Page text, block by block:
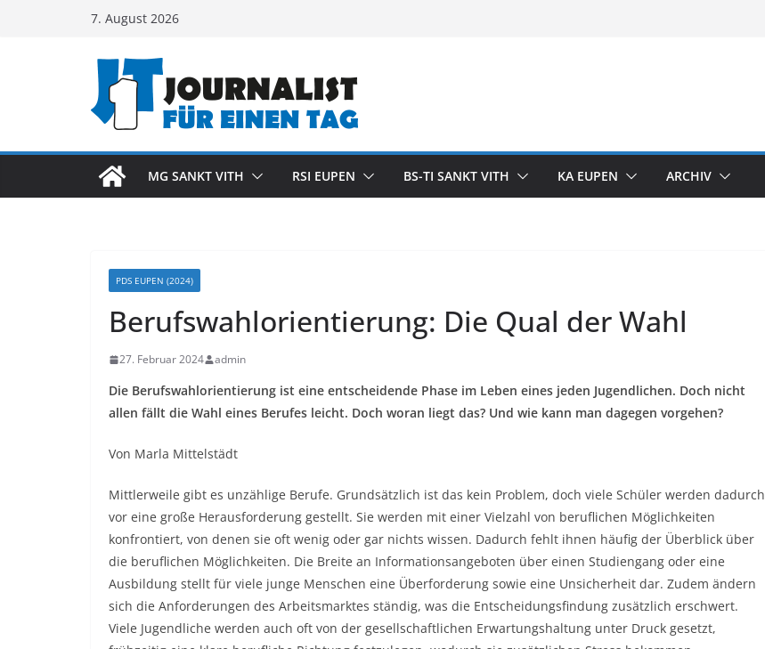
7. August 2026
MG SANKT VITH RSI EUPEN BS-TI SANKT VITH KA EUPEN ARCHIV
PDS EUPEN (2024)
Berufswahlorientierung: Die Qual der Wahl
27. Februar 2024 admin
Die Berufswahlorientierung ist eine entscheidende Phase im Leben eines jeden Jugendlichen. Doch nicht
allen fällt die Wahl eines Berufes leicht. Doch woran liegt das? Und wie kann man dagegen vorgehen?
Von Marla Mittelstädt
Mittlerweile gibt es unzählige Berufe. Grundsätzlich ist das kein Problem, doch viele Schüler werden dadurch
vor eine große Herausforderung gestellt. Sie werden mit einer Vielzahl von beruflichen Möglichkeiten
konfrontiert, von denen sie oft wenig oder gar nichts wissen. Dadurch fehlt ihnen häufig der Überblick über
die beruflichen Möglichkeiten. Die Breite an Informationsangeboten über einen Studiengang oder eine
Ausbildung stellt für viele junge Menschen eine Überforderung sowie eine Unsicherheit dar. Zudem ändern
sich die Anforderungen des Arbeitsmarktes ständig, was die Entscheidungsfindung zusätzlich erschwert.
Viele Jugendliche werden auch oft von der gesellschaftlichen Erwartungshaltung unter Druck gesetzt,